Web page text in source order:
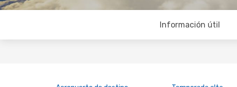
Información útil